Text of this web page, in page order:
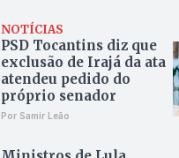
NOTÍCIAS
PSD Tocantins diz que
exclusão de Irajá da ata
atendeu pedido do
próprio senador
Por Samir Leão